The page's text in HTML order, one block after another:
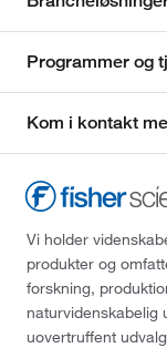
Programmer og
Kom i kontakt
Vi holder
produkter og
forskning,
naturvidenskabelig
uovertruffent